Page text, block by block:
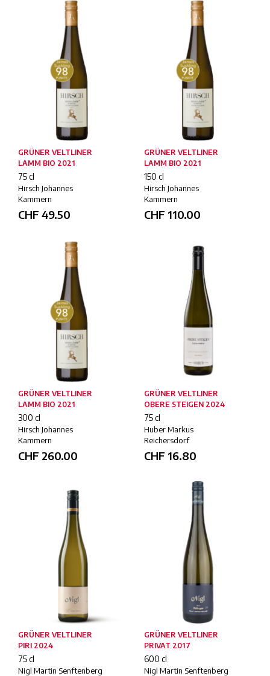
GRÜNER VELTLINER
LAMM BIO 2021
75 cl
Hirsch Johannes
Kammern
CHF 49.50
GRÜNER VELTLINER
LAMM BIO 2021
150 cl
Hirsch Johannes
Kammern
CHF 110.00
GRÜNER VELTLINER
LAMM BIO 2021
300 cl
Hirsch Johannes
Kammern
CHF 260.00
GRÜNER VELTLINER
OBERE STEIGEN 2024
75 cl
Huber Markus
Reichersdorf
CHF 16.80
GRÜNER VELTLINER
PIRI 2024
75 cl
Nigl Martin Senftenberg
GRÜNER VELTLINER
PRIVAT 2017
600 cl
Nigl Martin Senftenberg